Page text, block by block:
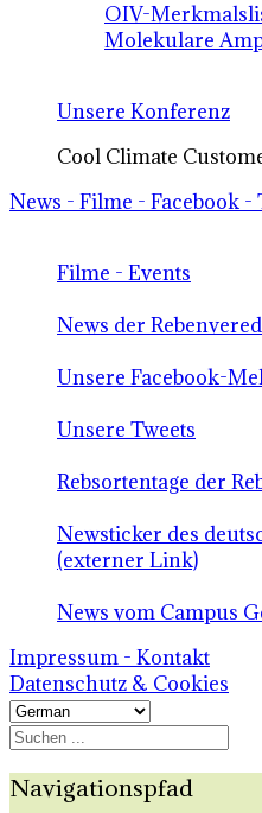
OIV-
Molekulare
Unsere Konferenz
Cool Climate
News - Filme - Facebook -
Filme - Events
News der
Unsere Facebook-
Unsere Tweets
Rebsortentage der
Newsticker des
(externer Link)
News vom Campus
Impressum - Kontakt
Datenschutz & Cookies
Navigationspfad